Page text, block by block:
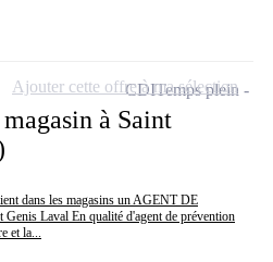
à Saint
dans les magasins un AGENT DE
Laval En qualité d'agent de prévention
et la...
CDITemps plein
Ajouter cette offre à ma sélection